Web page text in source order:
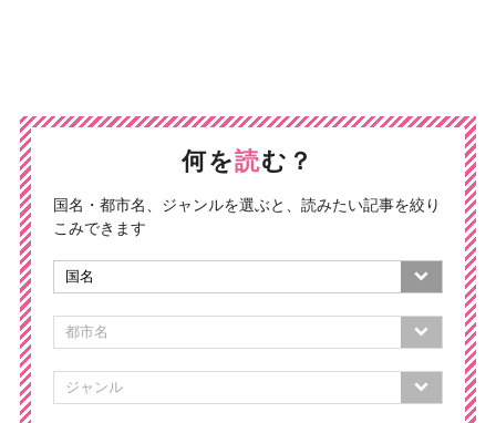
何を読む？
国名・都市名、ジャンルを選ぶと、読みたい記事を絞り
こみできます